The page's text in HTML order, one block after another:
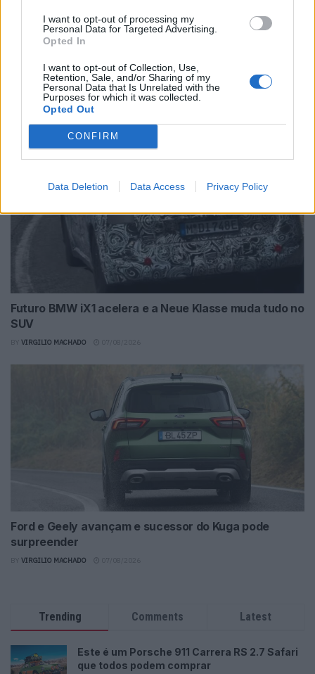
I want to opt-out of processing my
Personal Data for Targeted Advertising.
Opted In
I want to opt-out of Collection, Use,
Retention, Sale, and/or Sharing of my
Personal Data that Is Unrelated with the
Purposes for which it was collected.
Opted Out
CONFIRM
Data Deletion Data Access Privacy Policy
Trump lança ataque aos elétricos com
acusação inesperada
VIRGILIO MACHADO
Futuro BMW iX1 acelera e a Neue Klasse muda tudo no
SUV
VIRGILIO MACHADO
Ford e Geely avançam e sucessor do Kuga pode
surpreender
VIRGILIO MACHADO
Trending Comments Latest
Este é um Porsche 911 Carrera RS 2.7 Safari
que todos podem comprar